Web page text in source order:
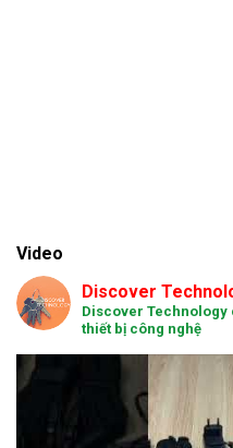
Video
Discover
Discover Technology
thiết bị công nghệ